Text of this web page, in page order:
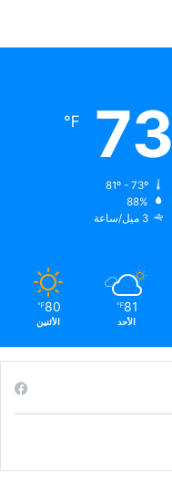
73
℉
88%
3 ميل/ساعة
81
℉
الأحد
80
℉
الأثنين